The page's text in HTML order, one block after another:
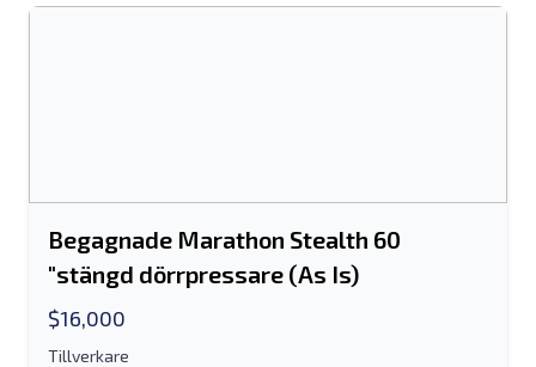
Begagnade Marathon Stealth 60
"stängd dörrpressare (As Is)
$16,000
Tillverkare